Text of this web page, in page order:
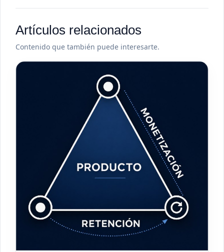
Artículos relacionados
Contenido que también puede interesarte.